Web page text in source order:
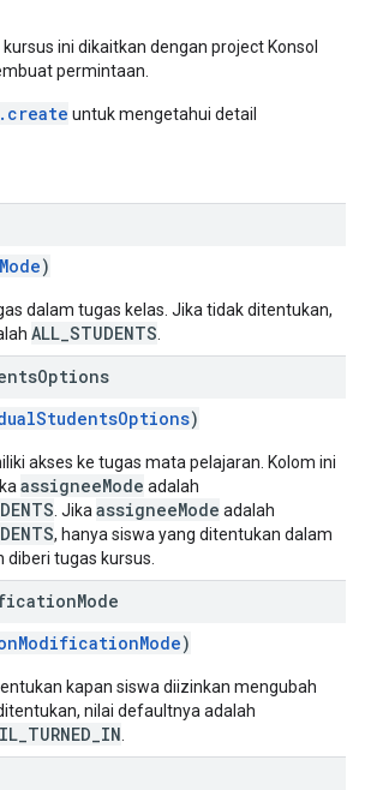
ini dikaitkan dengan project Konsol
permintaan.
untuk mengetahui detail
)
dalam tugas kelas. Jika tidak ditentukan,
ALL_STUDENTS
Options
)
akses ke tugas mata pelajaran. Kolom ini
assigneeMode adalah
. Jika assigneeMode adalah
, hanya siswa yang ditentukan dalam
diberi tugas kursus.
Mode
)
kapan siswa diizinkan mengubah
nilai defaultnya adalah